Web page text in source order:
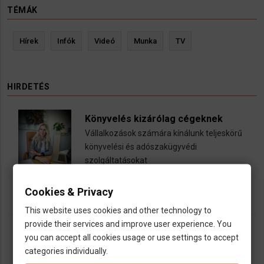
TÉMÁK
Hírek Infók Videó Munka TV
HIRDETÉS
Könyvelés kizárólag cégeknek
Vállalkozások számára kínálunk teljeskörű
könyvelési és adószakügyvédi
szolgáltatásokat
Cookies & Privacy
This website uses cookies and other technology to
provide their services and improve user experience. You
you can accept all cookies usage or use settings to accept
categories individually.